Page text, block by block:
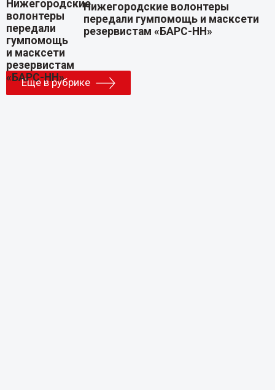
Нижегородские волонтеры
передали гумпомощь и масксети
резервистам «БАРС-НН»
Еще в рубрике